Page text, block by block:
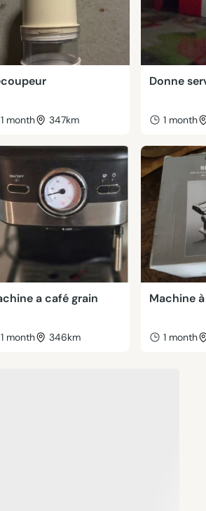
1 month 347km
Donne
1 month
a café grain
1 month 346km
Machine
1 month